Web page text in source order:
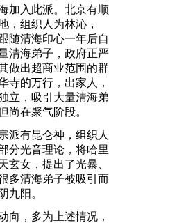
加入此派。北京有顺
，组织人为林沁，
随清海印心一年后自
清海弟子，政府正严
做出超商业范围的群
寺的万行，出家人，
立，吸引大量清海弟
尚在聚气阶段。
派有昆仑神，组织人
分光音理论，将哈里
玄女，提出了光暴、
多清海弟子被吸引而
九阳。
向，多为上述情况，